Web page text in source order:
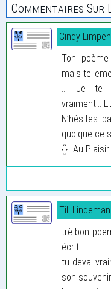
Commentaires Sur
Cindy
Ton
mais
... Je te
vraiment...
N’hésites
quoique ce
{}...Au
Till
trè bon
écrit
tu devai
son souvenir